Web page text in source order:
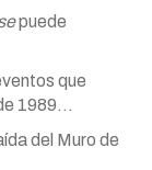
puede
que
1989…
del Muro de